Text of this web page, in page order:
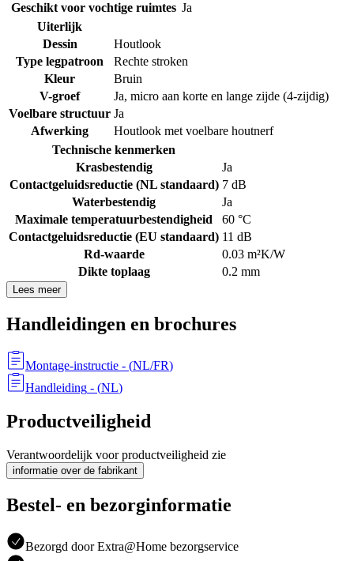
Geschikt voor vochtige ruimtes Ja
Uiterlijk
Dessin
Houtlook
Type legpatroon
Rechte stroken
Kleur
Bruin
V-groef
Ja, micro aan korte en lange zijde (4-zijdig)
Voelbare structuur Ja
Afwerking
Houtlook met voelbare houtnerf
Technische kenmerken
Krasbestendig
Ja
Contactgeluidsreductie (NL standaard) 7 dB
Waterbestendig
Ja
Maximale temperatuurbestendigheid
60 °C
Contactgeluidsreductie (EU standaard) 11 dB
Rd-waarde
0.03 m²K/W
Dikte toplaag
0.2 mm
Lees meer
Handleidingen en brochures
Montage-instructie - (NL/FR)
Handleiding - (NL)
Productveiligheid
Verantwoordelijk voor productveiligheid zie
informatie over de fabrikant
Bestel- en bezorginformatie
Bezorgd door Extra@Home bezorgservice